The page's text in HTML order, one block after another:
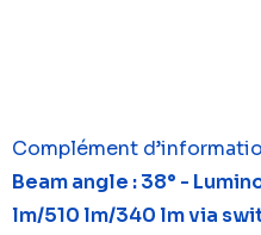
Complément
Beam angle : 38° -
lm/510 lm/340 lm via